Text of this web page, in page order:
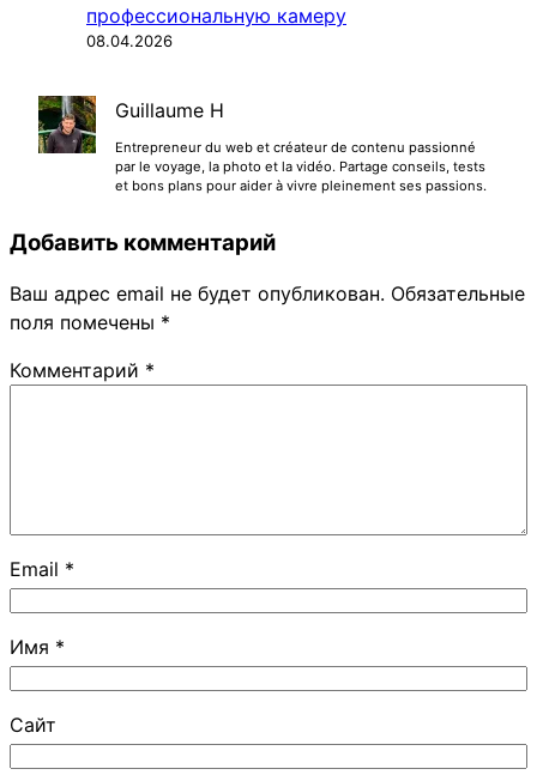
профессиональную камеру
08.04.2026
Guillaume H
Entrepreneur du web et créateur de contenu passionné
par le voyage, la photo et la vidéo. Partage conseils, tests
et bons plans pour aider à vivre pleinement ses passions.
Добавить комментарий
Ваш адрес email не будет опубликован. Обязательные
поля помечены *
Комментарий *
Email *
Имя *
Сайт